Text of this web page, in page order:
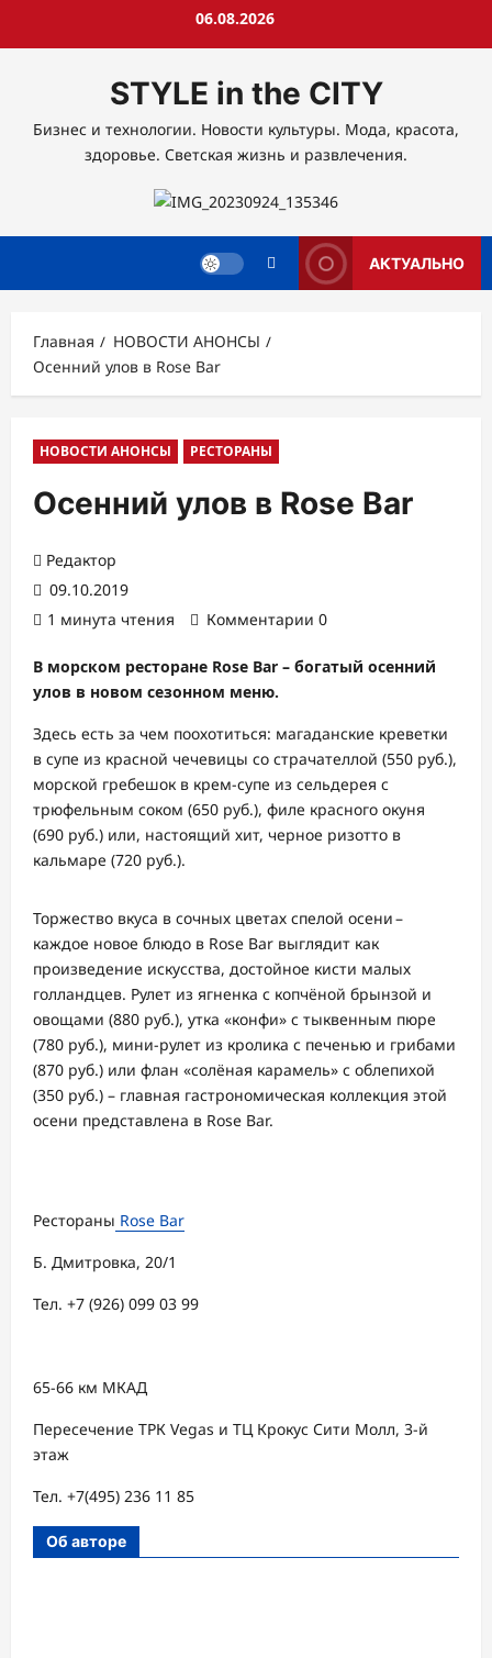
06.08.2026
STYLE in the CITY
Бизнес и технологии. Новости культуры. Мода, красота,
здоровье. Светская жизнь и развлечения.
АКТУАЛЬНО
Главная
НОВОСТИ АНОНСЫ
Осенний улов в Rose Bar
НОВОСТИ АНОНСЫ РЕСТОРАНЫ
Осенний улов в Rose Bar
Редактор
09.10.2019
1 минута чтения
Комментарии 0
В морском ресторане Rose Bar – богатый осенний
улов в новом сезонном меню.
Здесь есть за чем поохотиться: магаданские креветки
в супе из красной чечевицы со страчателлой (550 руб.),
морской гребешок в крем-супе из сельдерея с
трюфельным соком (650 руб.), филе красного окуня
(690 руб.) или, настоящий хит, черное ризотто в
кальмаре (720 руб.).
Торжество вкуса в сочных цветах спелой осени –
каждое новое блюдо в Rose Bar выглядит как
произведение искусства, достойное кисти малых
голландцев. Рулет из ягненка с копчёной брынзой и
овощами (880 руб.), утка «конфи» с тыквенным пюре
(780 руб.), мини-рулет из кролика с печенью и грибами
(870 руб.) или флан «солёная карамель» с облепихой
(350 руб.) – главная гастрономическая коллекция этой
осени представлена в Rose Bar.
Рестораны Rose Bar
Б. Дмитровка, 20/1
Тел. +7 (926) 099 03 99
65-66 км МКАД
Пересечение ТРК Vegas и ТЦ Крокус Сити Молл, 3-й
этаж
Тел. +7(495) 236 11 85
Об авторе